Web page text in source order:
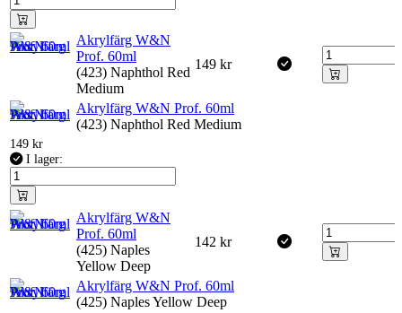
Akrylfärg W&N
Prof. 60ml
(423) Naphthol Red
Medium
149 kr
Akrylfärg W&N Prof. 60ml
(423) Naphthol Red Medium
149 kr
I lager:
Akrylfärg W&N
Prof. 60ml
(425) Naples
Yellow Deep
142 kr
Akrylfärg W&N Prof. 60ml
(425) Naples Yellow Deep